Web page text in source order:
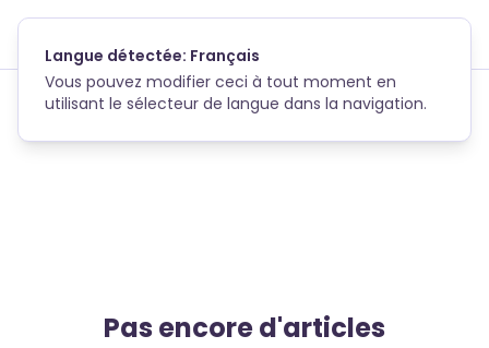
Skip to main content
Langue détectée: Français
Vous pouvez modifier ceci à tout moment en
utilisant le sélecteur de langue dans la navigation.
Pas encore d'articles